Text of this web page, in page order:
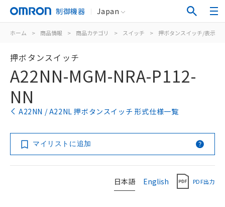
制御機器 Japan
ホーム > 商品情報 > 商品カテゴリ > スイッチ > 押ボタンスイッチ/表示灯
押ボタンスイッチ
A22NN-MGM-NRA-P112-
NN
A22NN / A22NL 押ボタンスイッチ 形式仕様一覧
マイリストに追加
日本語 English PDF出力